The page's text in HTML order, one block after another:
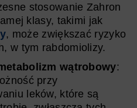
stosowanie Zahron
klasy, takimi jak
, może zwiększać ryzyko
w tym rabdomiolizy.
wątrobowy:
przy
leków, które są